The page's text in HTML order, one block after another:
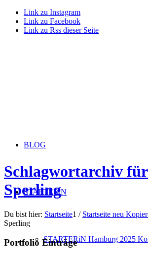
Link zu Instagram
Link zu Facebook
Link zu Rss dieser Seite
BLOG
STARTERiN
STARTERiN Hamburg 2025
Schlagwortarchiv
Sperling
Du bist hier: Startseite1 / Startseite neu
Sperling
Portfolio Einträge